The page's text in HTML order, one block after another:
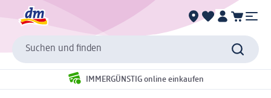
Suchen und finden
IMMERGÜNSTIG online einkaufen